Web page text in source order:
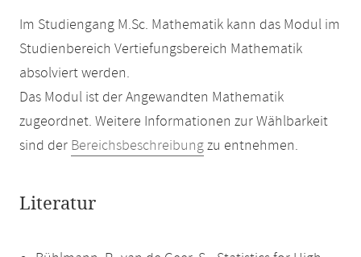
Im Studiengang M.Sc. Mathematik kann das Modul im
Studienbereich Vertiefungsbereich Mathematik
absolviert werden.
Das Modul ist der Angewandten Mathematik
zugeordnet. Weitere Informationen zur Wählbarkeit
sind der Bereichsbeschreibungzu entnehmen.
Literatur